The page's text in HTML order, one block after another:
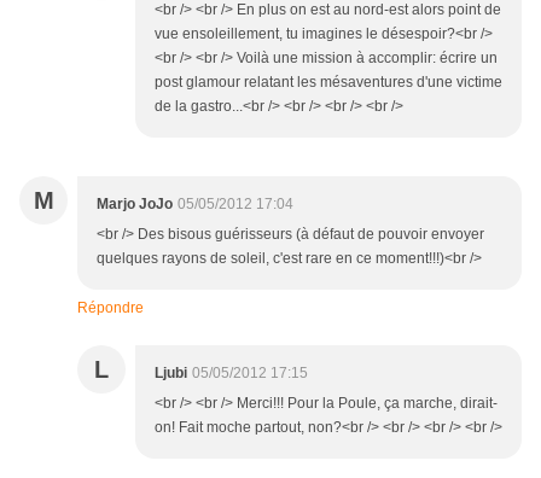
<br /> <br /> En plus on est au nord-est alors point de
vue ensoleillement, tu imagines le désespoir?<br />
<br /> <br /> Voilà une mission à accomplir: écrire un
post glamour relatant les mésaventures d'une victime
de la gastro...<br /> <br /> <br /> <br />
M Marjo JoJo 05/05/2012 17:04
<br /> Des bisous guérisseurs (à défaut de pouvoir envoyer
quelques rayons de soleil, c'est rare en ce moment!!!)<br />
Répondre
L Ljubi 05/05/2012 17:15
<br /> <br /> Merci!!! Pour la Poule, ça marche, dirait-
on! Fait moche partout, non?<br /> <br /> <br /> <br />